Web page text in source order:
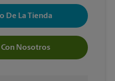
De La Tienda
Nosotros